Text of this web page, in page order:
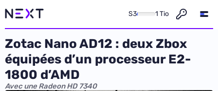
S3 1 Tio
Zotac Nano AD12 : deux Zbox
équipées d’un processeur E2-
1800 d’AMD
Avec une Radeon HD 7340